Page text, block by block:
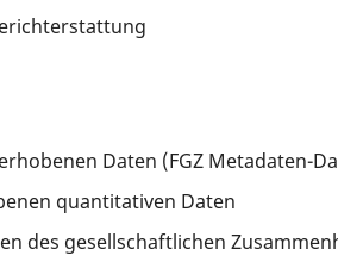
Daten (FGZ Metadaten-
quantitativen Daten
des gesellschaftlichen